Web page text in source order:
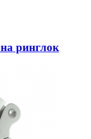
ринглок